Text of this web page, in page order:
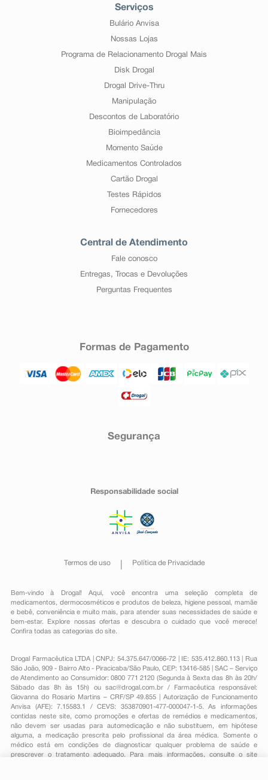
Serviços
Bulário Anvisa
Nossas Lojas
Programa de Relacionamento Drogal Mais
Disk Drogal
Drogal Drive-Thru
Manipulação
Descontos de Laboratório
Bioimpedância
Momento Saúde
Medicamentos Controlados
Cartão Drogal
Testes Rápidos
Fornecedores
Central de Atendimento
Fale conosco
Entregas, Trocas e Devoluções
Perguntas Frequentes
Formas de Pagamento
Segurança
Responsabilidade social
Termos de uso Política de Privacidade
Bem-vindo à Drogal! Aqui, você encontra uma seleção completa de
medicamentos , dermocosméticos e produtos de beleza, higiene pessoal ,mamãe
e bebê, conveniênciae muito mais, para atender suas necessidades de saúde e
bem-estar. Explore nossas ofertas e descubra o cuidado que você merece!
Confira todas as categorias do site.
Drogal Farmacêutica LTDA | CNPJ: 54.375.647/0066-72 | IE: 535.412.860.113 | Rua
São João, 909 - Bairro Alto - Piracicaba/São Paulo, CEP: 13416-585 | SAC – Serviço
de Atendimento ao Consumidor: 0800 771 2120 (Segunda à Sexta das 8h às 20h/
Sábado das 8h às 15h) ou sac@drogal.com.br/ Farmacêutica responsável:
Giovanna do Rosario Martins – CRF/SP 49.855 | Autorização de Funcionamento
Anvisa (AFE): 7.15583.1 / CEVS: 353870901-477-000047-1-5. As informações
contidas neste site, como promoções e ofertas de remédios e medicamentos,
não devem ser usadas para automedicação e não substituem, em hipótese
alguma, a medicação prescrita pelo profissional da área médica. Somente o
médico está em condições de diagnosticar qualquer problema de saúde e
prescrever o tratamento adequado. Para mais informações, consulte o site